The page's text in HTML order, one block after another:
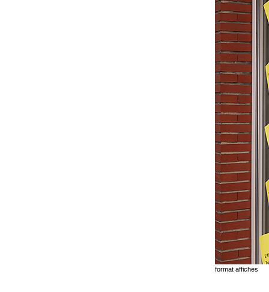
format affiches